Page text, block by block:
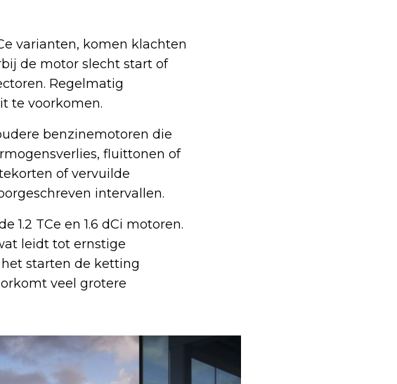
varianten, komen klachten
de motor slecht start of
Regelmatig
te voorkomen.
benzinemotoren die
fluittonen of
of vervuilde
intervallen.
TCe en 1.6 dCi motoren.
leidt tot ernstige
starten de ketting
veel grotere